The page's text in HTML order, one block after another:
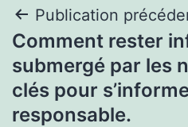
Navigation
de
l’article
Publication
Comment rester
submergé par les
clés pour
responsable.